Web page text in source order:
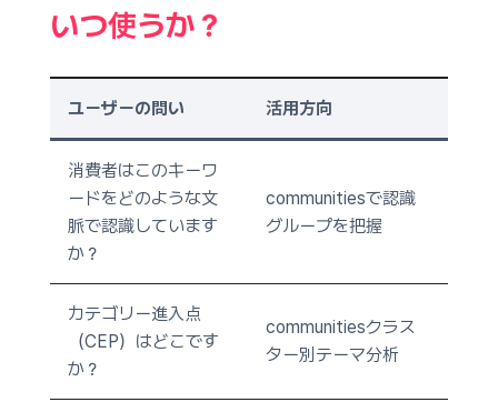
いつ使うか？
ユーザーの問い 活用方向
消費者はこのキーワ
ードをどのような文
脈で認識しています
か？
communitiesで認識
グループを把握
カテゴリー進入点
（CEP）はどこです
か？
communitiesクラス
ター別テーマ分析